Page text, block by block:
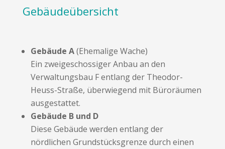
Gebäudeübersicht
Gebäude A(Ehemalige Wache)
Ein zweigeschossiger Anbau an den
Verwaltungsbau F entlang der Theodor-
Heuss-Straße, überwiegend mit Büroräumen
ausgestattet.
Gebäude B und D
Diese Gebäude werden entlang der
nördlichen Grundstücksgrenze durch einen